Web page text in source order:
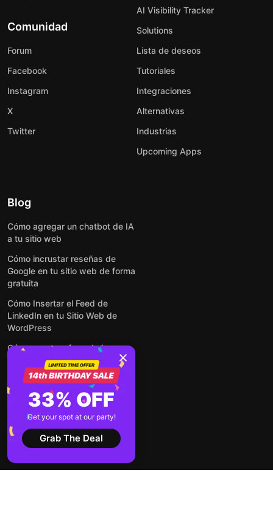
Comunidad
Forum
Facebook
Instagram
X
Twitter
AI Visibility Tracker
Solutions
Lista de deseos
Tutoriales
Integraciones
Alternativas
Industrias
Upcoming Apps
Blog
Cómo agregar un chatbot de IA
a tu sitio web
Cómo incrustar reseñas de
Google en tu sitio web de forma
gratuita
Cómo Insertar el Feed de
LinkedIn en tu Sitio Web de
WordPress
Cómo crear un formulario para
WordPress: de manera simple y
rápida
Cómo incrustar formularios en
cualquier sitio web en línea y
gratis
Ver todas las entradas
33% OFF
Get your spot at our party!
Grab The Deal